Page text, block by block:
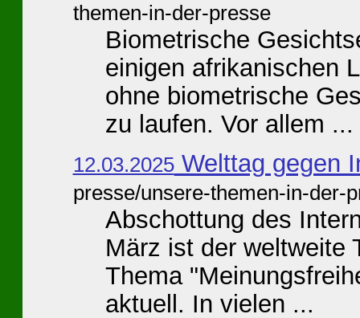
themen-in-der-presse
Biometrische
einigen afrikanischen
ohne biometrische
zu laufen. Vor allem ...
12.03.2025Welttag gegen
presse/unsere-themen-in-der-
Abschottung des
März ist der weltweite
Thema
aktuell. In vielen ...